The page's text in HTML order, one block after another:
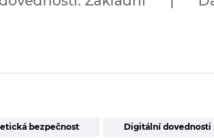
bezpečnost Digitální dovednosti